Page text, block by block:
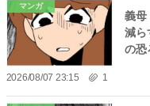
マンガ
義母
減ら
の恐
2026/08/07 23:15 1